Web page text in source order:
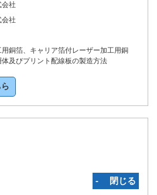
社
社
銅箔、キャリア箔付レーザー加工用銅
及びプリント配線板の製造方法
‐ 閉じる